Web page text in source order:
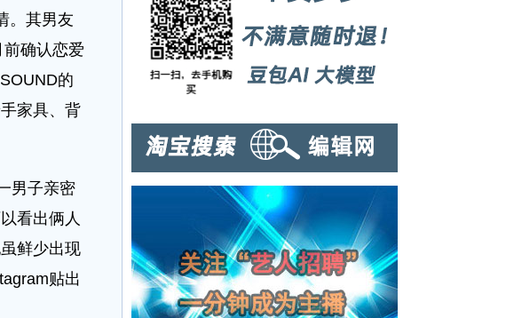
。其男友
确认恋爱
的
家具、背
男子亲密
看出俩人
鲜少出现
贴出